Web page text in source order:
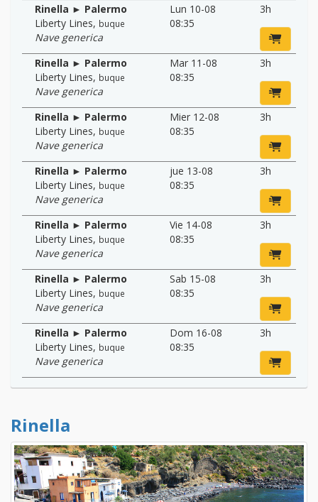
Rinella ► Palermo
Liberty Lines, buque
Nave generica
Lun 10-08
08:35
3h
Rinella ► Palermo
Liberty Lines, buque
Nave generica
Mar 11-08
08:35
3h
Rinella ► Palermo
Liberty Lines, buque
Nave generica
Mier 12-08
08:35
3h
Rinella ► Palermo
Liberty Lines, buque
Nave generica
jue 13-08
08:35
3h
Rinella ► Palermo
Liberty Lines, buque
Nave generica
Vie 14-08
08:35
3h
Rinella ► Palermo
Liberty Lines, buque
Nave generica
Sab 15-08
08:35
3h
Rinella ► Palermo
Liberty Lines, buque
Nave generica
Dom 16-08
08:35
3h
Rinella